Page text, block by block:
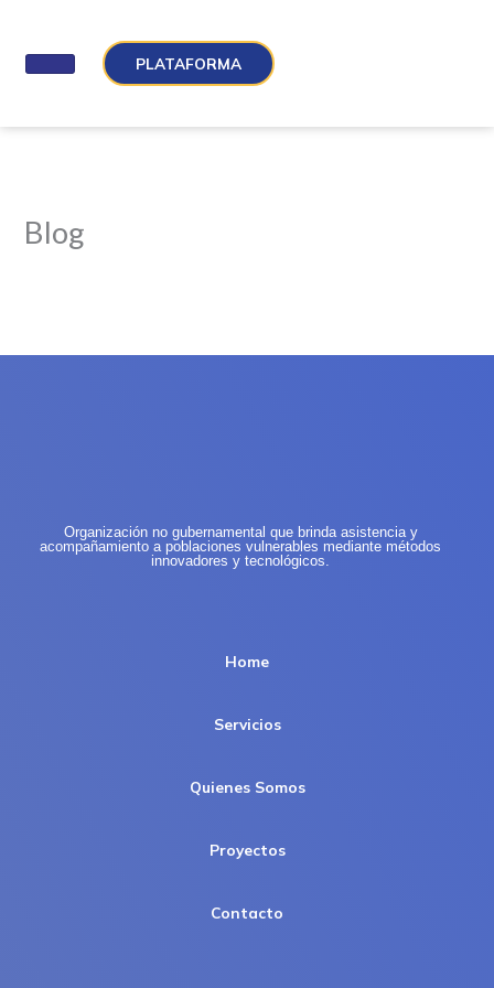
contenido
PLATAFORMA
Blog
Organización no gubernamental que brinda asistencia y
acompañamiento a poblaciones vulnerables mediante métodos
innovadores y tecnológicos.
Home
Servicios
Quienes Somos
Proyectos
Contacto